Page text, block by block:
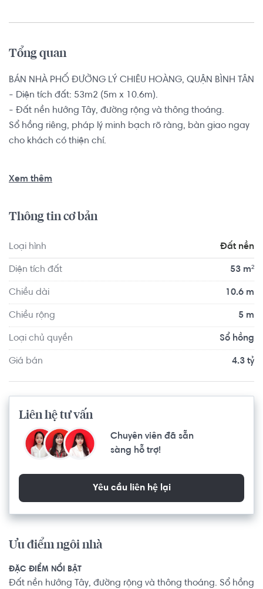
Tổng quan
BÁN NHÀ PHỐ ĐƯỜNG LÝ CHIÊU HOÀNG, QUẬN BÌNH TÂN
- Diện tích đất: 53m2 (5m x 10.6m).
- Đất nền hướng Tây, đường rộng và thông thoáng.
Sổ hồng riêng, pháp lý minh bạch rõ ràng, bàn giao ngay
cho khách có thiện chí.
xung quanh đầy đủ mọi tiện ích.
Xem thêm
Thông tin cơ bản
Loại hình Đất nền
Diện tích đất 53 m²
Chiều dài 10.6 m
Chiều rộng 5 m
Loại chủ quyền Sổ hồng
Giá bán 4.3 tỷ
Liên hệ tư vấn
Chuyên viên đã sẵn
sàng hỗ trợ!
Yêu cầu liên hệ lại
Ưu điểm ngôi nhà
ĐẶC ĐIỂM NỔI BẬT
Đất nền hướng Tây, đường rộng và thông thoáng. Sổ hồng